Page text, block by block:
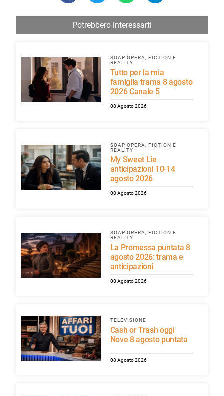
Potrebbero interessarti
SOAP OPERA, FICTION E
REALITY
Tutto per la mia
famiglia trama 8 agosto
2026 Canale 5
08 Agosto 2026
SOAP OPERA, FICTION E
REALITY
My Sweet Lie
anticipazioni 10-14
agosto 2026
08 Agosto 2026
SOAP OPERA, FICTION E
REALITY
La Promessa puntata 8
agosto 2026: trama e
anticipazioni
08 Agosto 2026
TELEVISIONE
Cash or Trash oggi
Nove 8 agosto puntata
08 Agosto 2026